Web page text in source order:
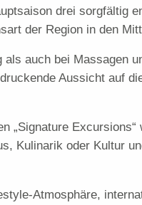
drei sorgfältig
der Region in den
auch bei Massagen
Aussicht auf
„Signature
Kulinarik oder Kultur
Atmosphäre,